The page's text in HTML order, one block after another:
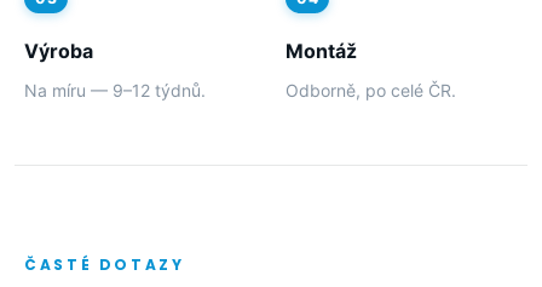
Výroba
Na míru — 9–12 týdnů.
Montáž
Odborně, po celé ČR.
ČASTÉ DOTAZY